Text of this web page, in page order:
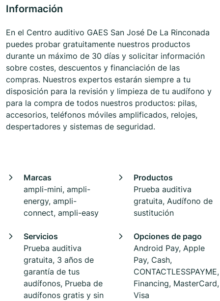
Información
En el Centro auditivo GAES San José De La Rinconada
puedes probar gratuitamente nuestros productos
durante un máximo de 30 días y solicitar información
sobre costes, descuentos y financiación de las
compras. Nuestros expertos estarán siempre a tu
disposición para la revisión y limpieza de tu audífono y
para la compra de todos nuestros productos: pilas,
accesorios, teléfonos móviles amplificados, relojes,
despertadores y sistemas de seguridad.
Marcas
ampli-mini, ampli-
energy, ampli-
connect, ampli-easy
Productos
Prueba auditiva
gratuita, Audífono de
sustitución
Servicios
Prueba auditiva
gratuita, 3 años de
garantía de tus
audífonos, Prueba de
audífonos gratis y sin
Opciones de pago
Android Pay, Apple
Pay, Cash,
CONTACTLESSPAYME,
Financing, MasterCard,
Visa